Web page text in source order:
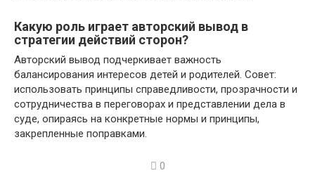
Какую роль играет авторский вывод в
стратегии действий сторон?
Авторский вывод подчеркивает важность
балансирования интересов детей и родителей. Совет:
использовать принципы справедливости, прозрачности и
сотрудничества в переговорах и представлении дела в
суде, опираясь на конкретные нормы и принципы,
закрепленные поправками.
0